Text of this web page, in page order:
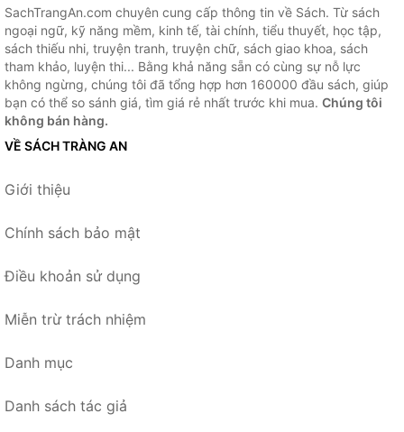
SachTrangAn.com chuyên cung cấp thông tin về Sách. Từ sách
ngoại ngữ, kỹ năng mềm, kinh tế, tài chính, tiểu thuyết, học tập,
sách thiếu nhi, truyện tranh, truyện chữ, sách giao khoa, sách
tham khảo, luyện thi... Bằng khả năng sẵn có cùng sự nỗ lực
không ngừng, chúng tôi đã tổng hợp hơn 160000 đầu sách, giúp
bạn có thể so sánh giá, tìm giá rẻ nhất trước khi mua. Chúng tôi
không bán hàng.
VỀ SÁCH TRÀNG AN
Giới thiệu
Chính sách bảo mật
Điều khoản sử dụng
Miễn trừ trách nhiệm
Danh mục
Danh sách tác giả